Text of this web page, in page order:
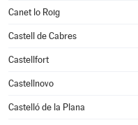
Canet lo Roig
Castell de Cabres
Castellfort
Castellnovo
Castelló de la Plana